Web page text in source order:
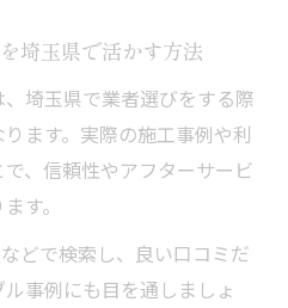
埼玉県で活かす方法
埼玉県で業者選びをする際
ます。実際の施工事例や利
、信頼性やアフターサービ
す。
どで検索し、良い口コミだ
事例にも目を通しましょ